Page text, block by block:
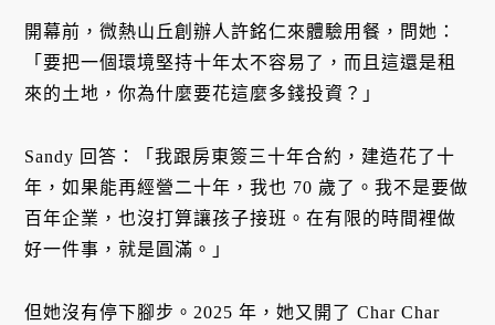
開幕前，微熱山丘創辦人許銘仁來體驗用餐，問她：
「要把一個環境堅持十年太不容易了，而且這還是租
來的土地，你為什麼要花這麼多錢投資？」
Sandy 回答：「我跟房東簽三十年合約，建造花了十
年，如果能再經營二十年，我也 70 歲了。我不是要做
百年企業，也沒打算讓孩子接班。在有限的時間裡做
好一件事，就是圓滿。」
但她沒有停下腳步。2025 年，她又開了 Char Char